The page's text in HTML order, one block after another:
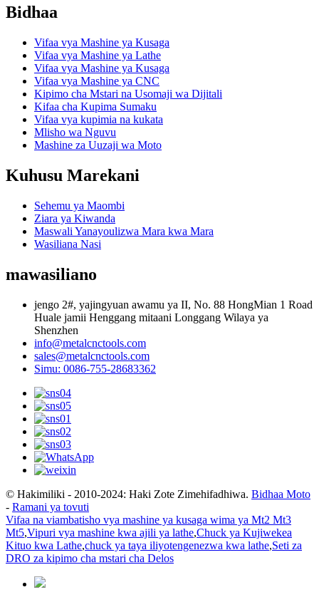
Bidhaa
Vifaa vya Mashine ya Kusaga
Vifaa vya Mashine ya Lathe
Vifaa vya Mashine ya Kusaga
Vifaa vya Mashine ya CNC
Kipimo cha Mstari na Usomaji wa Dijitali
Kifaa cha Kupima Sumaku
Vifaa vya kupimia na kukata
Mlisho wa Nguvu
Mashine za Uuzaji wa Moto
Kuhusu Marekani
Sehemu ya Maombi
Ziara ya Kiwanda
Maswali Yanayoulizwa Mara kwa Mara
Wasiliana Nasi
mawasiliano
jengo 2#, yajingyuan awamu ya II, No. 88 HongMian 1 Road
Huale jamii Henggang mitaani Longgang Wilaya ya
Shenzhen
info@metalcnctools.com
sales@metalcnctools.com
Simu: 0086-755-28683362
© Hakimiliki - 2010-2024: Haki Zote Zimehifadhiwa. Bidhaa Moto
- Ramani ya tovuti
Vifaa na viambatisho vya mashine ya kusaga wima ya Mt2 Mt3
Mt5,Vipuri vya mashine kwa ajili ya lathe,Chuck ya Kujiwekea
Kituo kwa Lathe,chuck ya taya iliyotengenezwa kwa lathe,Seti za
DRO za kipimo cha mstari cha Delos